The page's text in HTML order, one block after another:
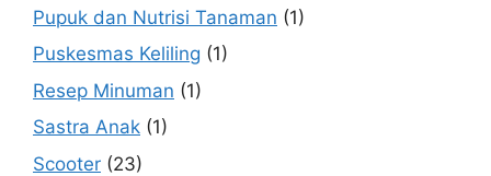
Pupuk dan Nutrisi Tanaman (1)
Puskesmas Keliling (1)
Resep Minuman (1)
Sastra Anak (1)
Scooter (23)